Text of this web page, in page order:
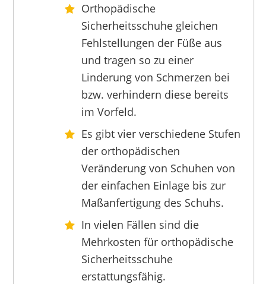
RUNNEX
70,01 €*
RUNNEX
71,50 €
Orthopädische
Sicherheitsschuhe gleichen
Fehlstellungen der Füße aus
und tragen so zu einer
Linderung von Schmerzen bei
bzw. verhindern diese bereits
im Vorfeld.
Es gibt vier verschiedene Stufen
der orthopädischen
Veränderung von Schuhen von
der einfachen Einlage bis zur
Maßanfertigung des Schuhs.
In vielen Fällen sind die
Mehrkosten für orthopädische
Sicherheitsschuhe
erstattungsfähig.